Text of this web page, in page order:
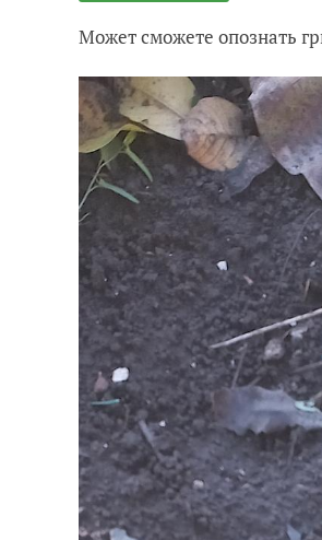
Может сможете опознать